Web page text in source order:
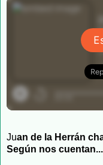
Juan de la Herrán
Según nos cuentan...